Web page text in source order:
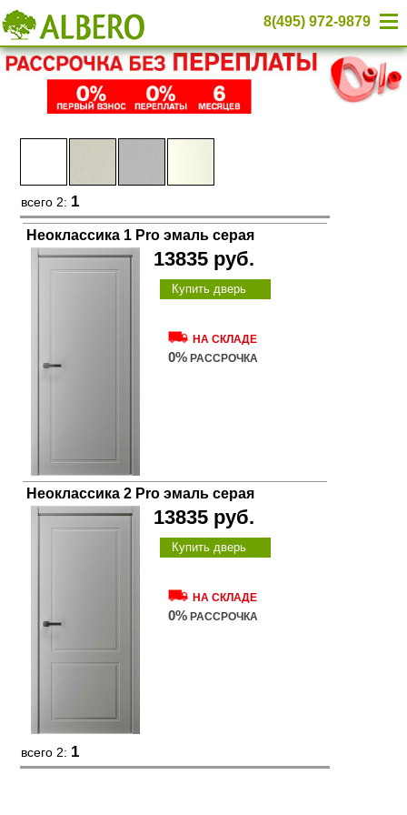
8(495) 972-9879
всего 2: 1
Неоклассика 1 Pro эмаль серая
13835 руб.
Купить дверь
НА СКЛАДЕ
0% РАССРОЧКА
Неоклассика 2 Pro эмаль серая
13835 руб.
Купить дверь
НА СКЛАДЕ
0% РАССРОЧКА
всего 2: 1